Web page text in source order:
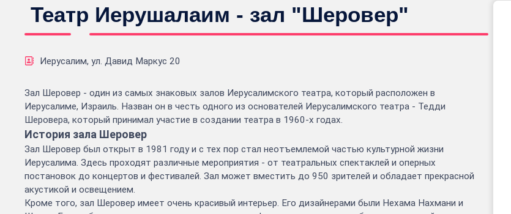
Театр Иерушалаим - зал "Шеровер"
Иерусалим, ул. Давид Маркус 20
Зал Шеровер - один из самых знаковых залов Иерусалимского театра, который расположен в
Иерусалиме, Израиль. Назван он в честь одного из основателей Иерусалимского театра - Тедди
Шеровера, который принимал участие в создании театра в 1960-х годах.
История зала Шеровер
Зал Шеровер был открыт в 1981 году и с тех пор стал неотъемлемой частью культурной жизни
Иерусалима. Здесь проходят различные мероприятия - от театральных спектаклей и оперных
постановок до концертов и фестивалей. Зал может вместить до 950 зрителей и обладает прекрасной
акустикой и освещением.
Кроме того, зал Шеровер имеет очень красивый интерьер. Его дизайнерами были Нехама Нахмани и